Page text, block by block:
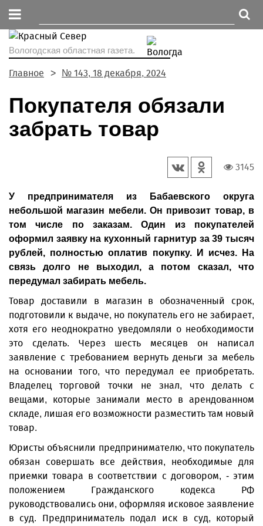
Вологодская областная газета.
Главное № 143, 18 декабря, 2024
Покупателя обязали
забрать товар
3145
У предпринимателя из Бабаевского округа
небольшой магазин мебели. Он привозит товар, в
том числе по заказам. Один из покупателей
оформил заявку на кухонный гарнитур за 39 тысяч
рублей, полностью оплатив покупку. И исчез. На
связь долго не выходил, а потом сказал, что
передумал забирать мебель.
Товар доставили в магазин в обозначенный срок,
подготовили к выдаче, но покупатель его не забирает,
хотя его неоднократно уведомляли о необходимости
это сделать. Через шесть месяцев он написал
заявление с требованием вернуть деньги за мебель
на основании того, что передумал ее приобретать.
Владелец торговой точки не знал, что делать с
вещами, которые занимали место в арендованном
складе, лишая его возможности разместить там новый
товар.
Юристы объяснили предпринимателю, что покупатель
обязан совершать все действия, необходимые для
приемки товара в соответствии с договором, - этим
положением Гражданского кодекса РФ
руководствовались они, оформляя исковое заявление
в суд. Предприниматель подал иск в суд, который